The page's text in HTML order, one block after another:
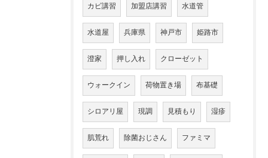
カビ講習 加盟店講習 水道管
水道屋 兵庫県 神戸市 姫路市
澄家 押し入れ クローゼット
ウォークイン 荷物置き場 布基礎
シロアリ屋 現調 見積もり 湿疹
肌荒れ 除菌おじさん ファミマ